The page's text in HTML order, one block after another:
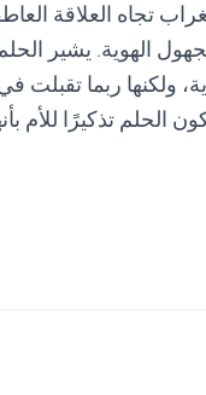
تجاه العلاقة
الهوية. يشير
ربما تقبلت في
الحلم تذكيرًا للأم